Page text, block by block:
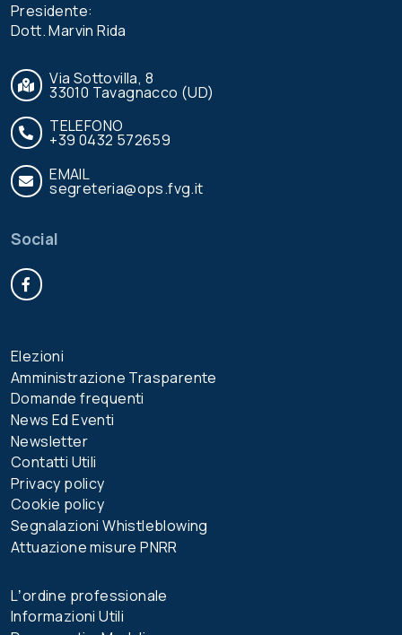
Presidente:
Dott. Marvin Rida
Via Sottovilla, 8
33010 Tavagnacco (UD)
TELEFONO
+39 0432 572659
EMAIL
segreteria@ops.fvg.it
Social
Elezioni
Amministrazione Trasparente
Domande frequenti
News Ed Eventi
Newsletter
Contatti Utili
Privacy policy
Cookie policy
Segnalazioni Whistleblowing
Attuazione misure PNRR
Lʼordine professionale
Informazioni Utili